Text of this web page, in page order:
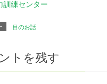
訓練センター
目のお話
トを残す